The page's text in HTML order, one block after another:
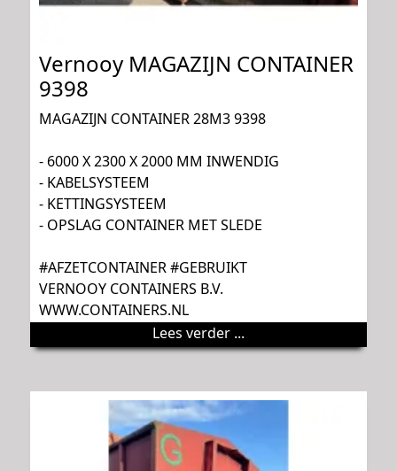
Vernooy MAGAZIJN CONTAINER
9398
MAGAZIJN CONTAINER 28M3 9398
- 6000 X 2300 X 2000 MM INWENDIG
- KABELSYSTEEM
- KETTINGSYSTEEM
- OPSLAG CONTAINER MET SLEDE
#AFZETCONTAINER #GEBRUIKT
VERNOOY CONTAINERS B.V.
WWW.CONTAINERS.NL
Lees verder ...